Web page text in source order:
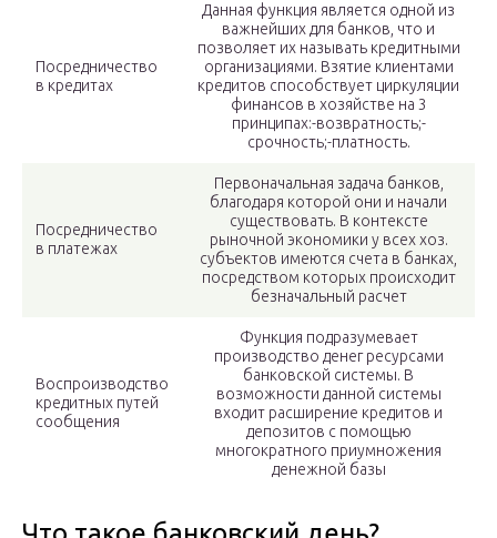
Посредничество
в кредитах
Данная функция является одной из
важнейших для банков, что и
позволяет их называть кредитными
организациями. Взятие клиентами
кредитов способствует циркуляции
финансов в хозяйстве на 3
принципах:-возвратность;-
срочность;-платность.
Посредничество
в платежах
Первоначальная задача банков,
благодаря которой они и начали
существовать. В контексте
рыночной экономики у всех хоз.
субъектов имеются счета в банках,
посредством которых происходит
безначальный расчет
Воспроизводство
кредитных путей
сообщения
Функция подразумевает
производство денег ресурсами
банковской системы. В
возможности данной системы
входит расширение кредитов и
депозитов с помощью
многократного приумножения
денежной базы